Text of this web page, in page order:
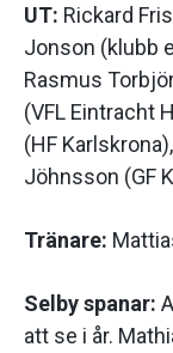
UT: Rickard
Jonson (klubb
Rasmus
(VFL Eintracht
(HF
Jöhnsson (GF
Tränare:
Selby spanar:
att se i år.